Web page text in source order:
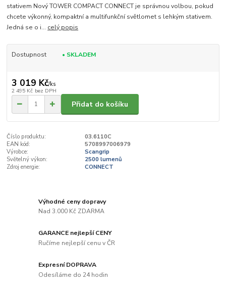
stativem Nový TOWER COMPACT CONNECT je správnou volbou, pokud
chcete výkonný, kompaktní a multifunkční světlomet s lehkým stativem.
Jedná se o i... celý popis
Dostupnost • SKLADEM
3 019 Kč/ks
2 495 Kč bez DPH
Přidat do košíku
Číslo produktu:
03.6110C
EAN kód:
5708997006979
Výrobce:
Scangrip
Světelný výkon:
2500 lumenů
Zdroj energie:
CONNECT
Výhodné ceny dopravy
Nad 3.000 Kč ZDARMA
GARANCE nejlepší CENY
Ručíme nejlepší cenu v ČR
Expresní DOPRAVA
Odesíláme do 24 hodin